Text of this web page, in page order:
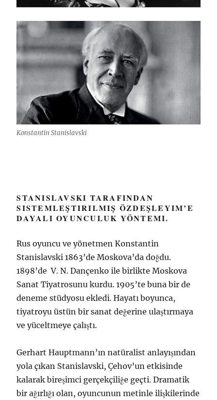
Konstantin Stanislavski
STANISLAVSKI TARAFINDAN
SISTEMLEŞTIRILMIŞ ÖZDEŞLEYIM’E
DAYALI OYUNCULUK YÖNTEMI.
Rus oyuncu ve yönetmen Konstantin
Stanislavski 1863’de Moskova’da doğdu.
1898’de V. N. Dançenko ile birlikte Moskova
Sanat Tiyatrosunu kurdu. 1905’te buna bir de
deneme stüdyosu ekledi. Hayatı boyunca,
tiyatroyu üstün bir sanat değerine ulaştırmaya
ve yüceltmeye çalıştı.
Gerhart Hauptmann’ın natüralist anlayışından
yola çıkan Stanislavski, Çehov’un etkisinde
kalarak bireşimci gerçekçiliğe geçti. Dramatik
bir ağırlığı olan, oyuncunun metinle ilişkilerinde